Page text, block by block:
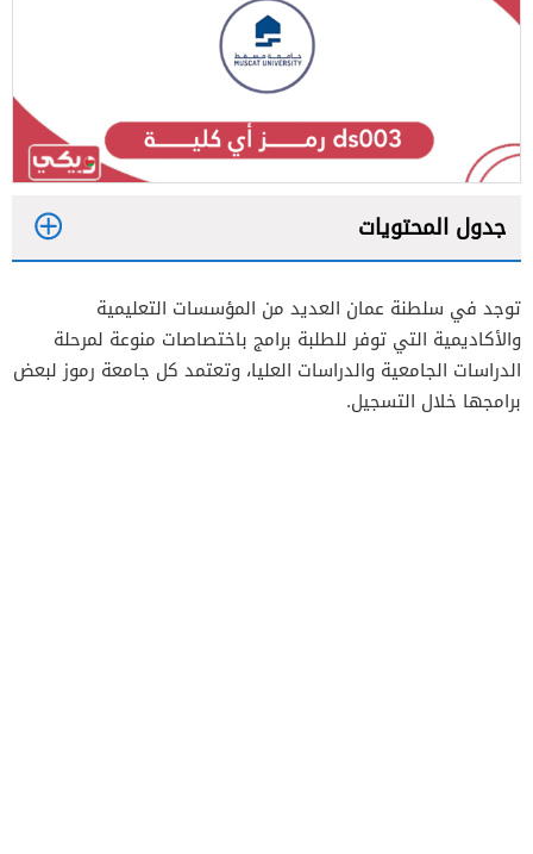
جدول المحتويات
2
3
توجد في سلطنة عمان العديد من المؤسسات التعليمية
والأكاديمية التي توفر للطلبة برامج باختصاصات منوعة لمرحلة
الدراسات الجامعية والدراسات العليا، وتعتمد كل جامعة رموز لبعض
برامجها خلال التسجيل.